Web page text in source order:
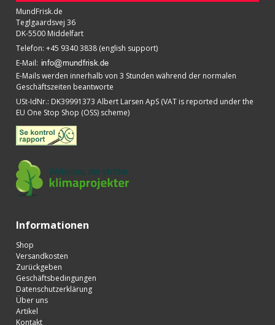
MundFrisk.de
Teglgaardsvej 36
DK-5500 Middelfart
Telefon: +45 9340 3838 (english support)
E-Mail:
E-Mails werden innerhalb von 3 Stunden während der normalen
Geschäftszeiten beantworte
USt-IdNr.: DK39991373 Albert Larsen ApS (VAT is reported under the
EU One Stop Shop (OSS) scheme)
Informationen
Shop
Versandkosten
Zurückgeben
Geschäftsbedingungen
Datenschutzerklärung
Über uns
Artikel
Kontakt